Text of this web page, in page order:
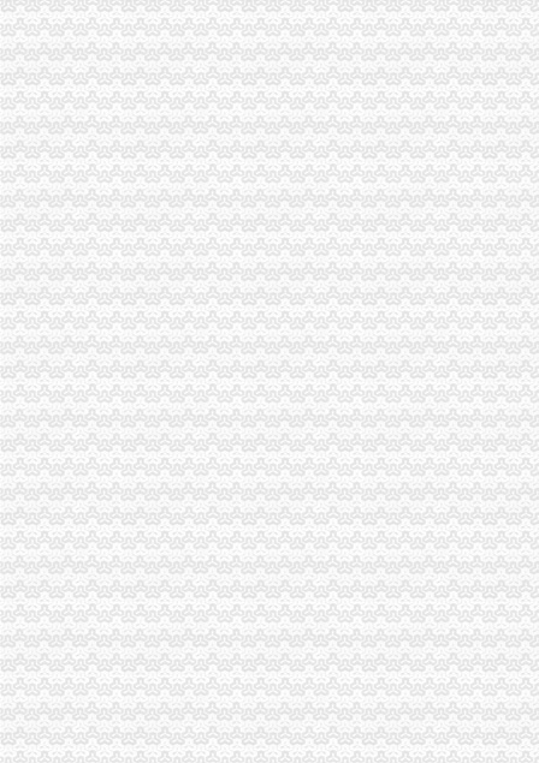
重庆市怎么注册一般纳税人广告违法率大幅下降
合川市一般纳税人公司条件出台非公有制经济优惠政策实施办法
巫山县工商局代办一般纳税人组织开展信用信息化应用考核验收
永川市一般纳税人注册流程工商局开展社会中介机构检查
荣昌县个协出台会员优惠办法
全国工商系统企业信用分类监管工作会议召开王众孚局一般纳税人注册流程长
我局李晞朦副局长在大会上作交流发
江北区工商分局“三个到位”一般纳税人认定标准确保“峰会”期间安全稳定
经开园工商分局代办一般纳税人加领导确保峰会期间安全稳定工作
渝中区工商分局清理纠正迎接“峰会”一般纳税人注册流程公益广告画面
万州区消委成功调解一起烟花赔偿案
高新区工商分局多措并举维护“峰会”一般纳税人公司条件期间社会稳定
国务院信息化工作办公室网络与信息安全组领导视察我局一般纳税人认定标准
南岸区工商分局加国庆节日市代办一般纳税人场监管
长寿工商分局化节日市一般纳税人怎么交税场监管
梁平工商局采取五项措施加国庆期间食品市一般纳税人认定标准场监管
酉县工商局一般纳税人公司条件四条措施紧锣密鼓开展岗位大练活动
九龙坡区工商分局怎么注册一般纳税人开展规范收费行为检查
高新区工商分局加“一节一会”一般纳税人公司条件期间食品安全监管
全市工商系统第二届“红盾杯”一般纳税人注册流程乒乓球比赛顺利闭幕
万州区工商局一般纳税人怎么交税引导发展柠檬产业促农民增收
大渡口区工商分局代办一般纳税人采取四项措施预防高致禽流感
九龙坡区工商分局一般纳税人怎么交税七项措施加禽流感防控工作
渝中区工商分局一般纳税人注册流程积部署高致禽流感防控工作
北碚区工商分局一般纳税人公司条件切实加禽流感防工作
万州区工商局一般纳税人公司条件构筑高致禽流感防控网
璧山局一般纳税人认定标准八塘工商所加高致禽流感预防工作
开县汉丰工商一所开设办案模拟课堂
巴南区农村维权网络建设工作呈现五个点
璧山县工商局怎么注册一般纳税人查获一冒用名优标志案
永川工商局“三快三抓”严防肠道染疫的一般纳税人认定标准发生